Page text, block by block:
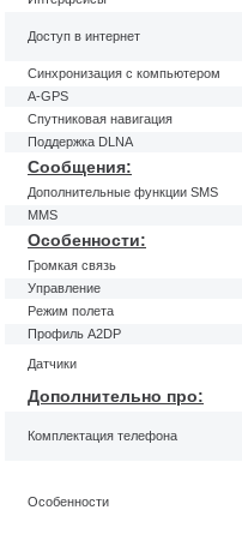
Доступ в интернет
Синхронизация с компьютером
A-GPS
Спутниковая навигация
Поддержка DLNA
Сообщения:
Дополнительные функции SMS
MMS
Особенности:
Громкая связь
Управление
Режим полета
Профиль A2DP
Датчики
Дополнительно про:
Комплектация телефона
Особенности